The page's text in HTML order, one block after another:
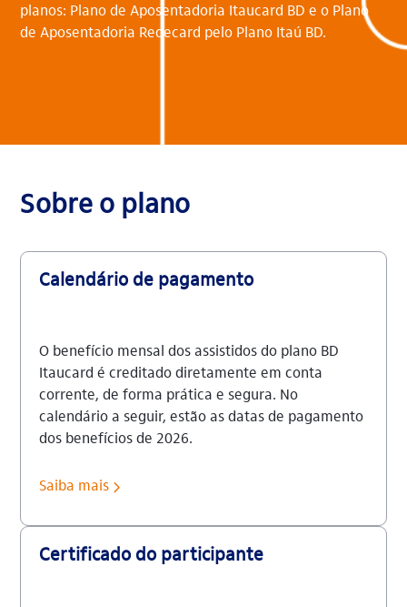
planos: Plano de Aposentadoria Itaucard BD e o Plano
de Aposentadoria Redecard pelo Plano Itaú BD.
Sobre o plano
Calendário de pagamento
O benefício mensal dos assistidos do plano BD
Itaucard é creditado diretamente em conta
corrente, de forma prática e segura. No
calendário a seguir, estão as datas de pagamento
dos benefícios de 2026.
Saiba mais
Certificado do participante